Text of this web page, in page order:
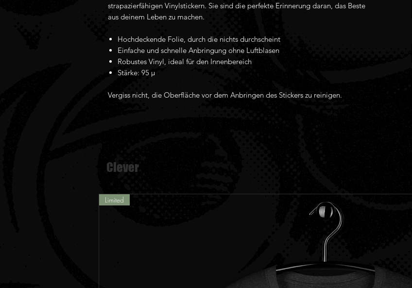
strapazierfähigen Vinylstickern. Sie sind die perfekte Erinnerung daran, das Beste
aus deinem Leben zu machen.
Hochdeckende Folie, durch die nichts durchscheint
Einfache und schnelle Anbringung ohne Luftblasen
Robustes Vinyl, ideal für den Innenbereich
Stärke: 95 µ
Vergiss nicht, die Oberfläche vor dem Anbringen des Stickers zu reinigen.
Clever
Limited